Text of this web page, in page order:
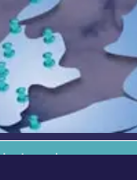
de regio